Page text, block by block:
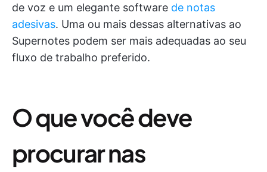
de voz e um elegante software de notas
adesivas. Uma ou mais dessas alternativas ao
Supernotes podem ser mais adequadas ao seu
fluxo de trabalho preferido.
O que você deve
procurar nas